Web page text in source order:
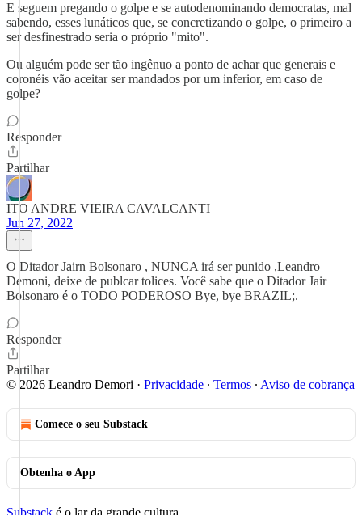
E seguem pregando o golpe e se autodenominando democratas, mal
sabendo, esses lunáticos que, se concretizando o golpe, o primeiro a
ser desfinestrado seria o próprio "mito".
Ou alguém pode ser tão ingênuo a ponto de achar que generais e
coronéis vão aceitar ser mandados por um inferior, em caso de
golpe?
Responder
Partilhar
ITO ANDRE VIEIRA CAVALCANTI
Jun 27, 2022
O Ditador Jairn Bolsonaro , NUNCA irá ser punido ,Leandro
Demoni, deixe de publcar tolices. Você sabe que o Ditador Jair
Bolsonaro é o TODO PODEROSO Bye, bye BRAZIL;.
Responder
Partilhar
© 2026 Leandro Demori · Privacidade ∙ Termos ∙ Aviso de cobrança
Comece o seu Substack
Obtenha o App
Substack é o lar da grande cultura